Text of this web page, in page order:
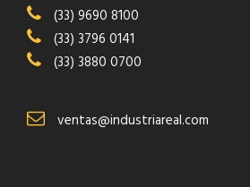
(33) 9690 8100
(33) 3796 0141
(33) 3880 0700
ventas@industriareal.com